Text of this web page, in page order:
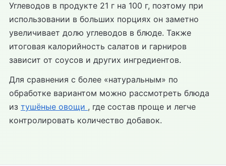
Углеводов в продукте 21 г на 100 г, поэтому при
использовании в больших порциях он заметно
увеличивает долю углеводов в блюде. Также
итоговая калорийность салатов и гарниров
зависит от соусов и других ингредиентов.
Для сравнения с более «натуральным» по
обработке вариантом можно рассмотреть блюда
из тушёные овощи , где состав проще и легче
контролировать количество добавок.